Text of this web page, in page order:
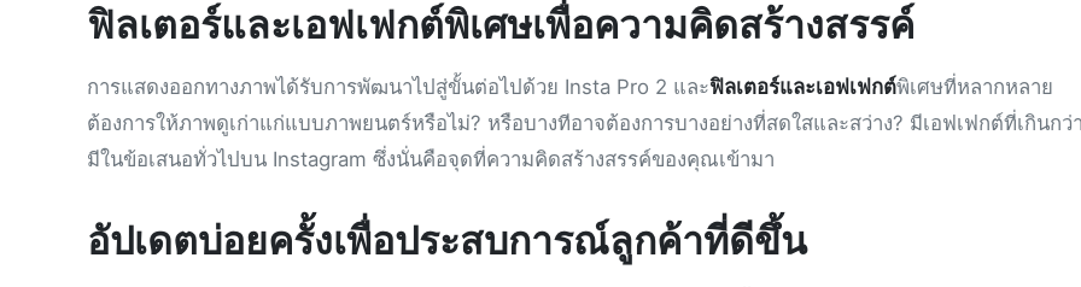
ฟิลเตอร์และเอฟเฟกต์พิเศษเพื่อความคิดสร้างสรรค์
การแสดงออกทางภาพได้รับการพัฒนาไปสู่ขั้นต่อไปด้วย Insta Pro 2 และฟิลเตอร์และเอฟเฟกต์พิเศษที่หลากหลาย
ต้องการให้ภาพดูเก่าแก่แบบภาพยนตร์หรือไม่? หรือบางทีอาจต้องการบางอย่างที่สดใสและสว่าง? มีเอฟเฟกต์ที่เกินกว่
มีในข้อเสนอทั่วไปบน Instagram ซึ่งนั่นคือจุดที่ความคิดสร้างสรรค์ของคุณเข้ามา
อัปเดตบ่อยครั้งเพื่อประสบการณ์ลูกค้าที่ดีขึ้น